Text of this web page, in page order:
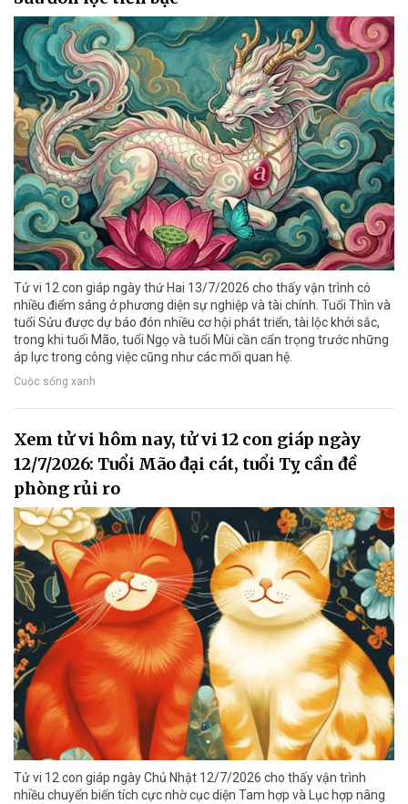
Tử vi 12 con giáp ngày thứ Hai 13/7/2026 cho thấy vận trình có
nhiều điểm sáng ở phương diện sự nghiệp và tài chính. Tuổi Thìn và
tuổi Sửu được dự báo đón nhiều cơ hội phát triển, tài lộc khởi sắc,
trong khi tuổi Mão, tuổi Ngọ và tuổi Mùi cần cẩn trọng trước những
áp lực trong công việc cũng như các mối quan hệ.
Cuộc sống xanh
Xem tử vi hôm nay, tử vi 12 con giáp ngày
12/7/2026: Tuổi Mão đại cát, tuổi Tỵ cần đề
phòng rủi ro
Tử vi 12 con giáp ngày Chủ Nhật 12/7/2026 cho thấy vận trình
nhiều chuyển biến tích cực nhờ cục diện Tam hợp và Lục hợp nâng